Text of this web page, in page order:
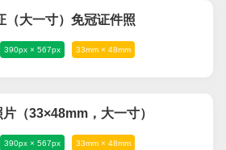
（大一寸）免冠证件照
390px × 567px 33mm × 48mm
（33×48mm，大一寸）
390px × 567px 33mm × 48mm